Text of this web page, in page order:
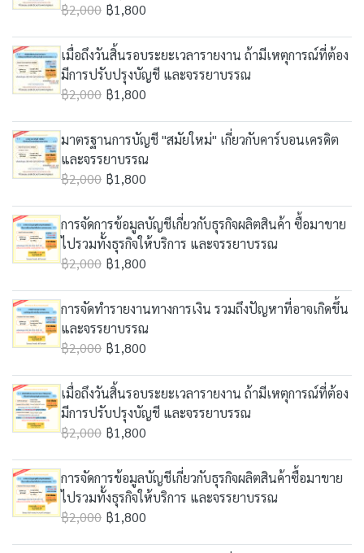
฿2,000 ฿1,800
เมื่อถึงวันสิ้นรอบระยะเวลารายงาน ถ้ามีเหตุการณ์ที่ต้อง
มีการปรับปรุงบัญชี และจรรยาบรรณ
฿2,000 ฿1,800
มาตรฐานการบัญชี "สมัยใหม่" เกี่ยวกับคาร์บอนเครดิต
และจรรยาบรรณ
฿2,000 ฿1,800
การจัดการข้อมูลบัญชีเกี่ยวกับธุรกิจผลิตสินค้า ซื้อมาขาย
ไปรวมทั้งธุรกิจให้บริการ และจรรยาบรรณ
฿2,000 ฿1,800
การจัดทำรายงานทางการเงิน รวมถึงปัญหาที่อาจเกิดขึ้น
และจรรยาบรรณ
฿2,000 ฿1,800
เมื่อถึงวันสิ้นรอบระยะเวลารายงาน ถ้ามีเหตุการณ์ที่ต้อง
มีการปรับปรุงบัญชี และจรรยาบรรณ
฿2,000 ฿1,800
การจัดการข้อมูลบัญชีเกี่ยวกับธุรกิจผลิตสินค้าซื้อมาขาย
ไปรวมทั้งธุรกิจให้บริการ และจรรยาบรรณ
฿2,000 ฿1,800